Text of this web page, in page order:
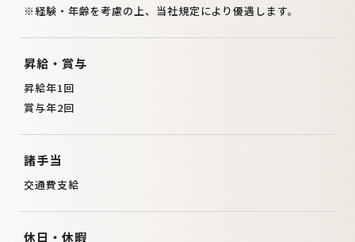
※経験・年齢を考慮の上、当社規定により優遇します。
昇給・賞与
昇給年1回
賞与年2回
諸手当
交通費支給
休日・休暇